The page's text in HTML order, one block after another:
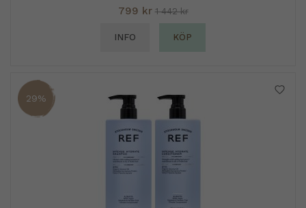
799 kr 1 442 kr
INFO KÖP
29%